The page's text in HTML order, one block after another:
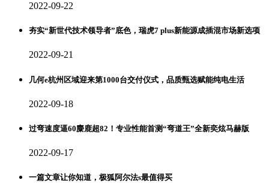
2022-09-22
夯实“新世代技术领导者”底色，瑞虎7 plus新能源成插混市场新选项
2022-09-21
几何e杭州区域迎来第1000台交付仪式，品质甄选赋能纯电生活
2022-09-18
过弯速度逼60麋鹿超82！专业性能首测“弯道王”全新奕炫马赫版
2022-09-17
一篇文章让你知道，极狐阿尔法s最值得买